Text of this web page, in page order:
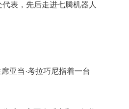
表，先后走进七腾机器人
亚当·考拉巧尼指着一台